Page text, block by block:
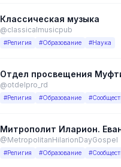
Классическая музыка
@classicalmusicpub
#Религия #Образование #Наука
Отдел просвещения
@otdelpro_rd
#Религия #Образование
Митрополит Иларион.
@MetropolitanHilarionDayGospel
#Религия #Образование